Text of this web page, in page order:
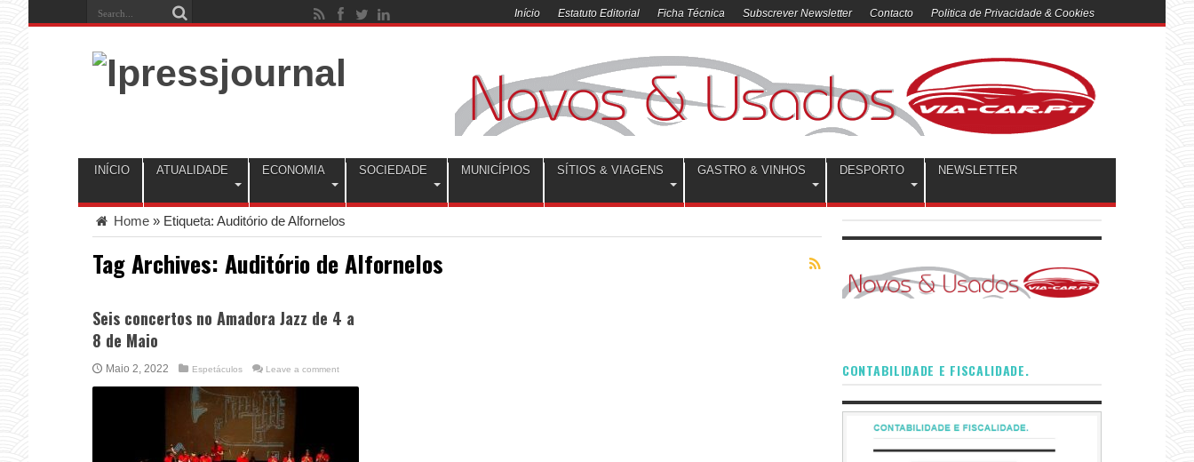
Início Estatuto Editorial Ficha Técnica Subscrever Newsletter Contacto Politica de Privacidade & Cookies
INÍCIO ATUALIDADE ECONOMIA SOCIEDADE MUNICÍPIOS SÍTIOS & VIAGENS GASTRO & VINHOS DESPORTO NEWSLETTER
Home » Etiqueta: Auditório de Alfornelos
Tag Archives: Auditório de Alfornelos
Seis concertos no Amadora Jazz de 4 a
8 de Maio
Maio 2, 2022 Espetáculos Leave a comment CONTABILIDADE E FISCALIDADE.